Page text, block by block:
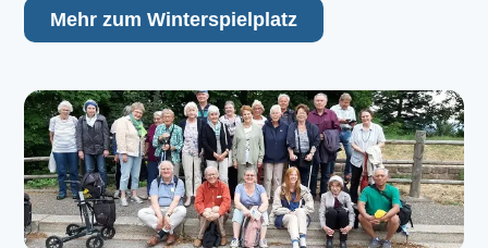
Mehr zum Winterspielplatz